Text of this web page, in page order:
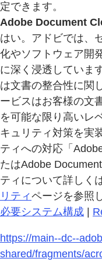
定できます。
Adobe Document
はい。アドビでは、
化やソフトウェア開
に深く浸透していま
は文書の整合性に関
ービスはお客様の文
を可能な限り高いレ
キュリティ対策を実
ティへの対応「
たはAdobe
ティについて詳しく
リティページを参照
必要システム構成
https://main--dc--
shared/fragments/